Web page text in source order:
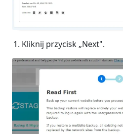
Kliknij przycisk „Next".